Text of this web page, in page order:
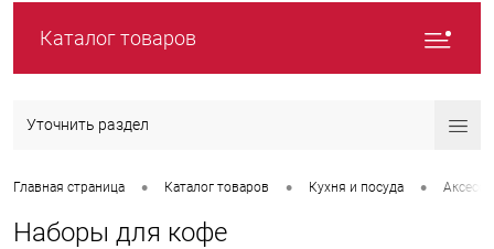
Каталог товаров
Уточнить раздел
Главная страница • Каталог товаров • Кухня и посуда •
Наборы для кофе